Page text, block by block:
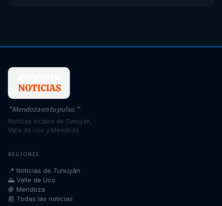
"Mendoza en tu pulso."
Noticias locales de Tunuyán,
Valle de Uco y Mendoza.
REGIONES
📍 Noticias de Tunuyán
🌄 Valle de Uco
🍇 Mendoza
📰 Todas las noticias